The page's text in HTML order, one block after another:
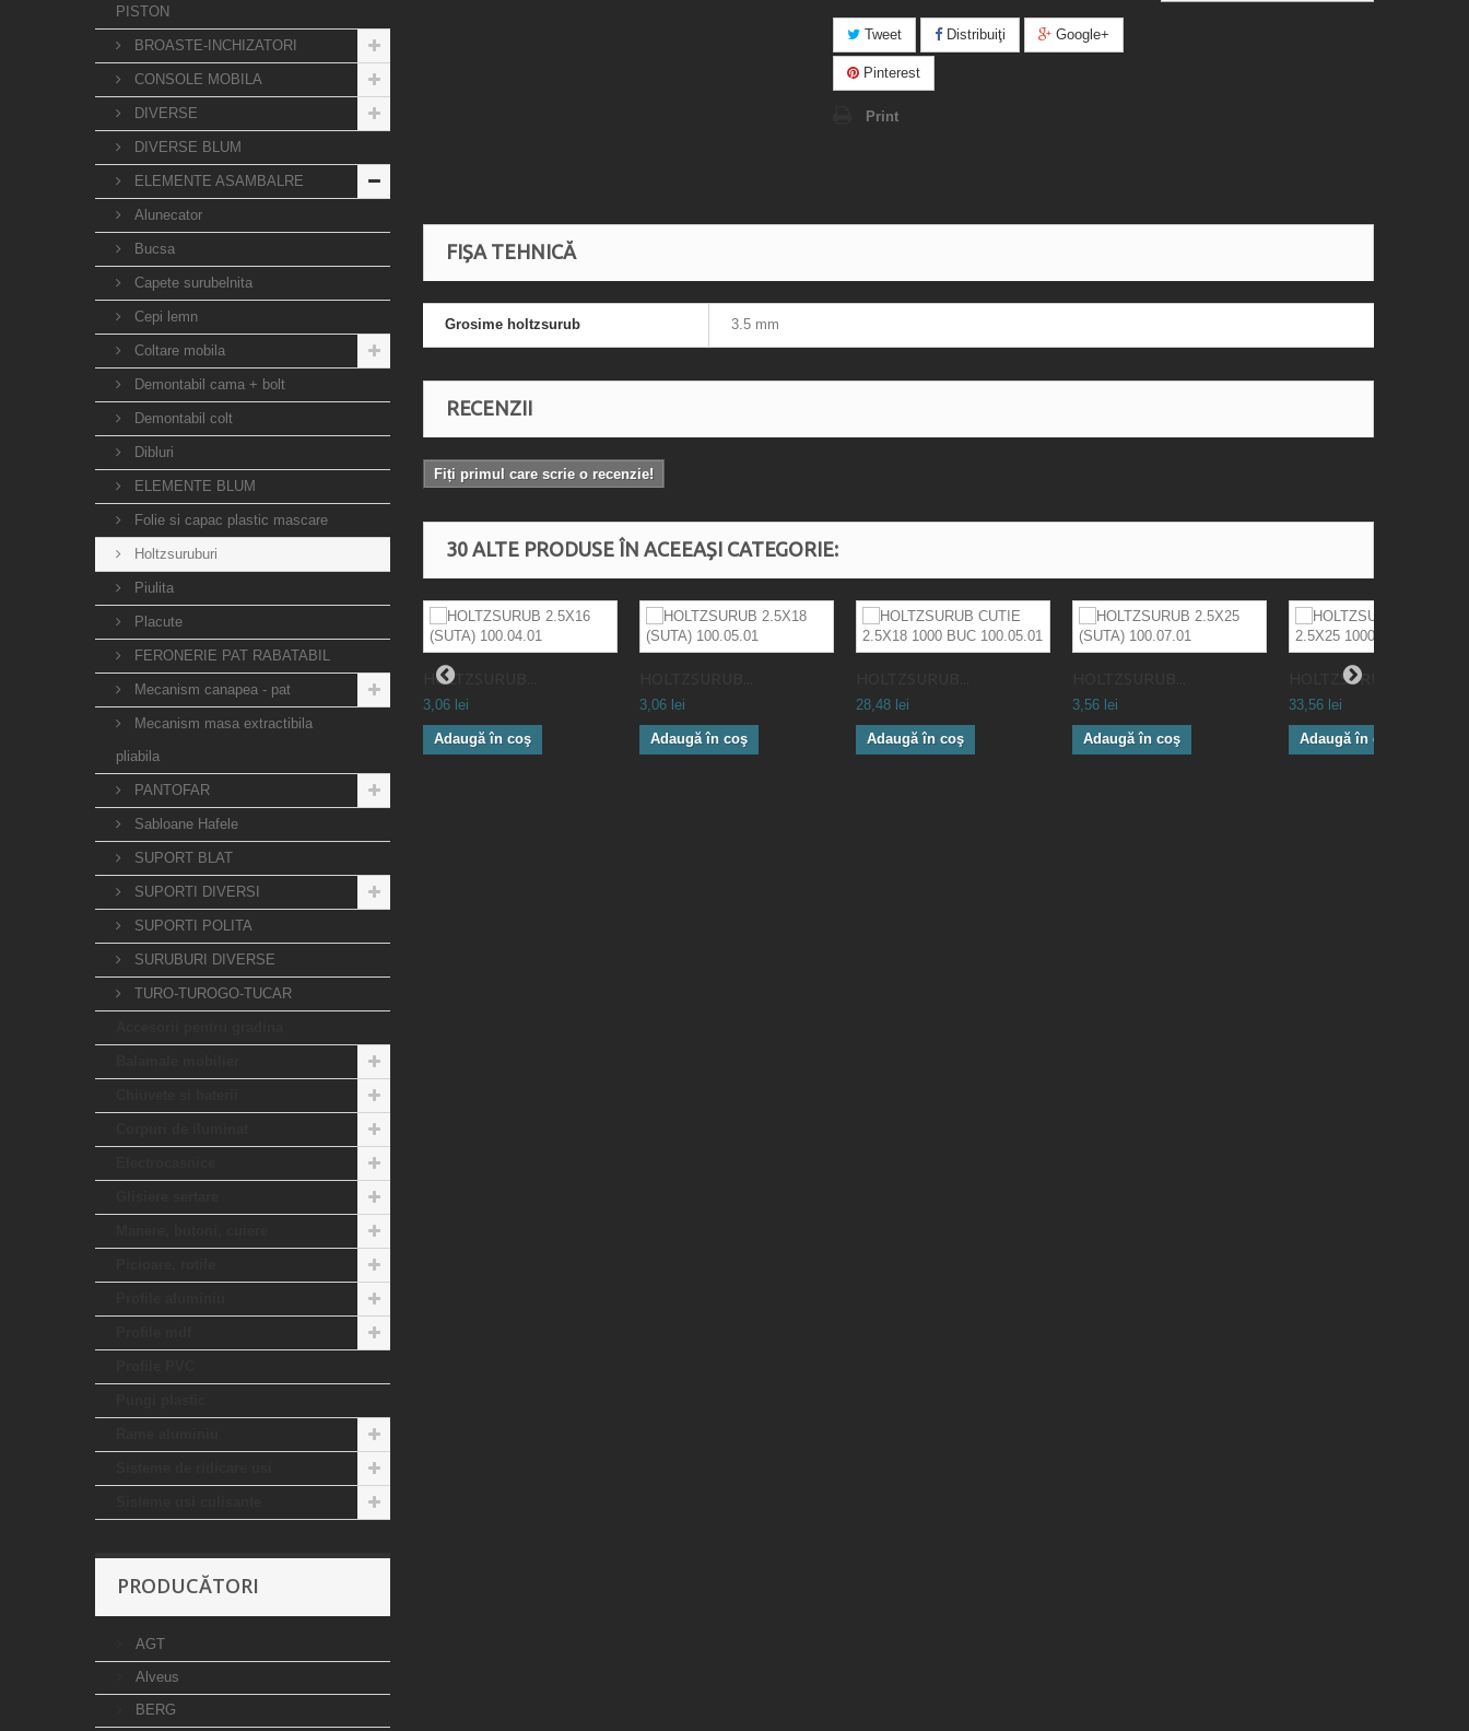
PISTON
BROASTE-INCHIZATORI
CONSOLE MOBILA
DIVERSE
DIVERSE BLUM
ELEMENTE ASAMBALRE
Alunecator
Bucsa
Capete surubelnita
Cepi lemn
Coltare mobila
Demontabil cama + bolt
Demontabil colt
Dibluri
ELEMENTE BLUM
Folie si capac plastic mascare
Holtzsuruburi
Piulita
Placute
FERONERIE PAT RABATABIL
Mecanism canapea - pat
Mecanism masa extractibila
pliabila
PANTOFAR
Sabloane Hafele
SUPORT BLAT
SUPORTI DIVERSI
SUPORTI POLITA
SURUBURI DIVERSE
TURO-TUROGO-TUCAR
PRODUCĂTORI
AGT
Alveus
BERG
Tweet Distribuiţi Google+
Pinterest
Print
FIȘA TEHNICĂ
Grosime holtzsurub 3.5 mm
RECENZII
Fiți primul care scrie o recenzie!
30 ALTE PRODUSE ÎN ACEEAȘI CATEGORIE:
HOLTZSURUB...
3,06 lei
Adaugă în coş
3,06 lei
Adaugă în coş
28,48 lei
Adaugă în coş
3,56 lei
Adaugă în coş
HOLTZSURUB...
33,56 lei
Adaugă în coş